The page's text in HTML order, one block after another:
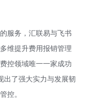
服务，汇联易与飞书
维提升费用报销管理
控领域唯一一家成功
出了强大实力与发展韧
控。